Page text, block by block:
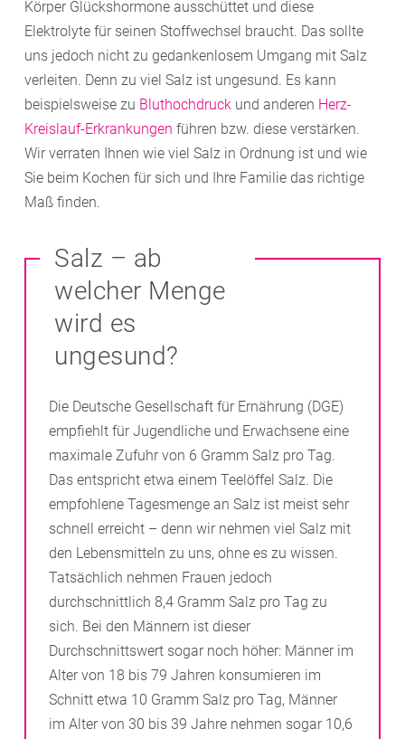
Körper Glückshormone ausschüttet und diese
Elektrolyte für seinen Stoffwechsel braucht. Das sollte
uns jedoch nicht zu gedankenlosem Umgang mit Salz
verleiten. Denn zu viel Salz ist ungesund. Es kann
beispielsweise zu Bluthochdruck und anderen Herz-
Kreislauf-Erkrankungen führen bzw. diese verstärken.
Wir verraten Ihnen wie viel Salz in Ordnung ist und wie
Sie beim Kochen für sich und Ihre Familie das richtige
Maß finden.
Salz – ab
welcher Menge
wird es
ungesund?
Die Deutsche Gesellschaft für Ernährung (DGE)
empfiehlt für Jugendliche und Erwachsene eine
maximale Zufuhr von 6 Gramm Salz pro Tag.
Das entspricht etwa einem Teelöffel Salz. Die
empfohlene Tagesmenge an Salz ist meist sehr
schnell erreicht – denn wir nehmen viel Salz mit
den Lebensmitteln zu uns, ohne es zu wissen.
Tatsächlich nehmen Frauen jedoch
durchschnittlich 8,4 Gramm Salz pro Tag zu
sich. Bei den Männern ist dieser
Durchschnittswert sogar noch höher: Männer im
Alter von 18 bis 79 Jahren konsumieren im
Schnitt etwa 10 Gramm Salz pro Tag, Männer
im Alter von 30 bis 39 Jahre nehmen sogar 10,6